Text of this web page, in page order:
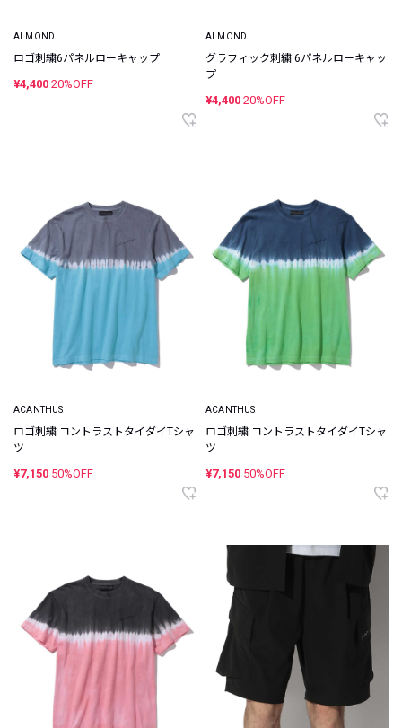
ALMOND
ロゴ刺繍6パネルローキャップ
¥4,400 20%OFF
ALMOND
グラフィック刺繍 6パネルローキャッ
プ
¥4,400 20%OFF
ACANTHUS
ロゴ刺繍 コントラストタイダイTシャ
ツ
¥7,150 50%OFF
ACANTHUS
ロゴ刺繍 コントラストタイダイTシャ
ツ
¥7,150 50%OFF